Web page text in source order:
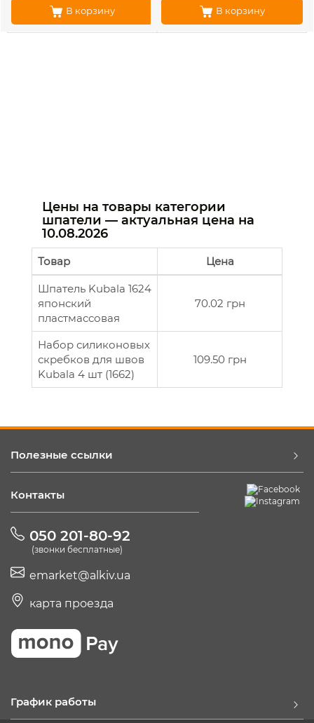
В корзину В корзину
Цены на товары категории
шпатели — актуальная цена на
10.08.2026
Товар Цена
Шпатель Kubala 1624
японский
пластмассовая
70.02 грн
Набор силиконовых
скребков для швов
Kubala 4 шт (1662)
109.50 грн
Полезные ссылки
Контакты
050 201-80-92
(звонки бесплатные)
emarket@alkiv.ua
карта проезда
График работы